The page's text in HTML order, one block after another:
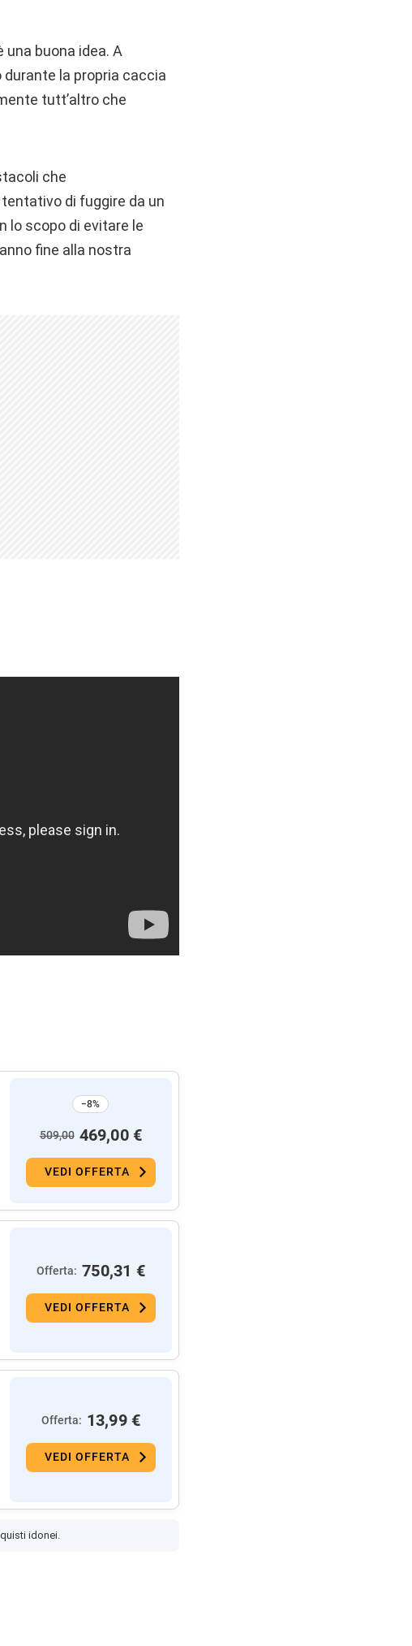
buona idea. A
la propria caccia
tutt’altro che
che
di fuggire da un
lo scopo di evitare le
fine alla nostra
−8%
509,00 469,00 €
VEDI OFFERTA
Offerta: 750,31 €
VEDI OFFERTA
Offerta: 13,99 €
VEDI OFFERTA
idonei.